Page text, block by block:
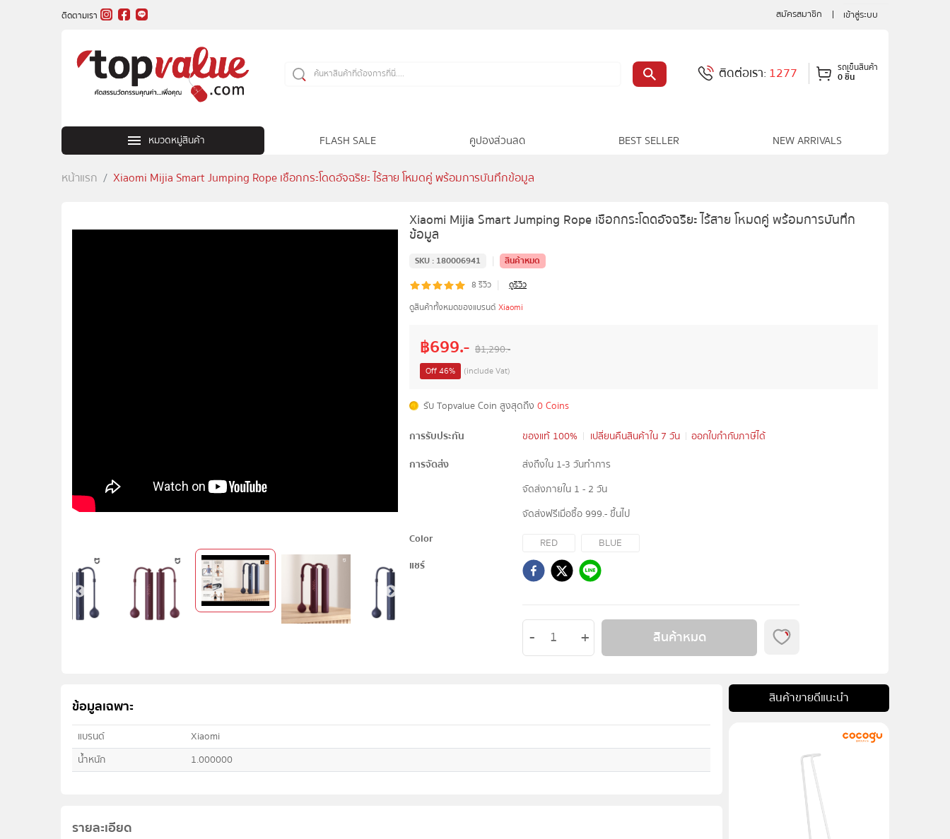
ติดตามเรา สมัครสมาชิก เข้าสู่ระบบ
หมวดหมู่สินค้า FLASH SALE คูปองส่วนลด BEST SELLER NEW ARRIVALS
ติดต่อเรา:1277 รถเข็นสินค้า
0 ชิ้น
หน้าแรก Xiaomi Mijia Smart Jumping Rope เชือกกระโดดอัจฉริยะ ไร้สาย โหมดคู่ พร้อมการบันทึกข้อมูล
Xiaomi Mijia Smart Jumping Rope เชือกกระโดดอัจฉริยะ ไร้สาย โหมดคู่ พร้อมการบันทึก
ข้อมูล
SKU : 180006941 |
สินค้าหมด
8 รีวิว |
ดูรีวิว
ดูสินค้าทั้งหมดของแบรนด์ Xiaomi
฿699.- ฿1,290.-
Off46% (include Vat)
รับ Topvalue Coin สูงสุดถึง 0 Coins
การรับประกัน
ของแท้ 100% เปลี่ยนคืนสินค้าใน 7 วัน
ออกใบกำกับภาษีได้
การจัดส่ง
ส่งถึงใน 1-3 วันทำการ
จัดส่งภายใน 1 - 2 วัน
จัดส่งฟรีเมื่อซื้อ 999.- ขึ้นไป
Color
RED
BLUE
แชร์
สินค้าหมด
ข้อมูลเฉพาะ
แบรนด์
Xiaomi
น้ำหนัก
1.000000
รายละเอียด
สินค้าขายดีแนะนำ